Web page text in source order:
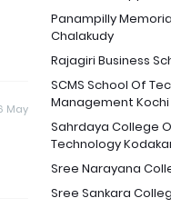
May
Panampilly
Chalakudy
Rajagiri Business
SCMS School Of
Management Kochi
Sahrdaya College
Technology
Sree Narayana
Sree Sankara